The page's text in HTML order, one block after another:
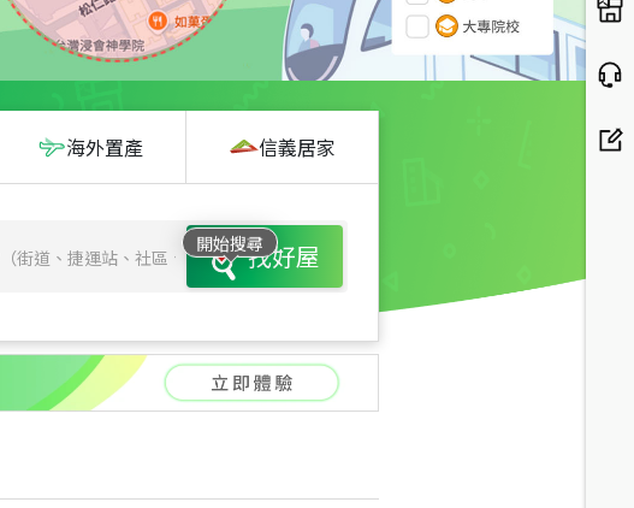
海外置產 信義居家
開始搜尋
找好屋